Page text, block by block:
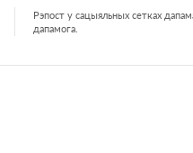
LinkedInРэпост у сацыяльных сетках
дапамога.